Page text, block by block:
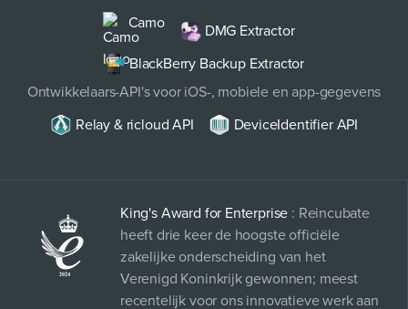
Camo
DMG Extractor
BlackBerry Backup Extractor
Ontwikkelaars-API's voor iOS-, mobiele en app-gegevens
Relay & ricloud API
DeviceIdentifier API
King's Award for Enterprise : Reincubate
heeft drie keer de hoogste officiële
zakelijke onderscheiding van het
Verenigd Koninkrijk gewonnen; meest
recentelijk voor ons innovatieve werk aan